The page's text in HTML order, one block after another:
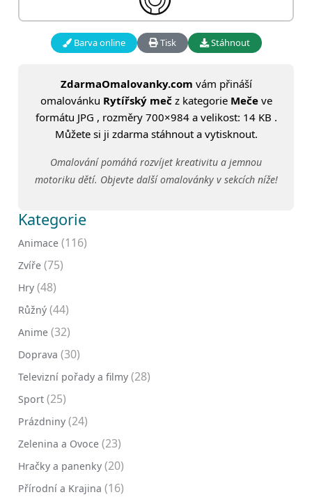
Barva online Tisk Stáhnout
ZdarmaOmalovanky.com vám přináší
omalovánku Rytířský mečz kategorie Mečeve
formátu JPG , rozměry 700×984 a velikost: 14 KB .
Můžete si ji zdarma stáhnout a vytisknout.
Omalování pomáhá rozvíjet kreativitu a jemnou
motoriku dětí. Objevte další omalovánky v sekcích níže!
Kategorie
Animace (116)
Zvíře (75)
Hry (48)
Růžný (44)
Anime (32)
Doprava (30)
Televizní pořady a filmy (28)
Sport (25)
Prázdniny (24)
Zelenina a Ovoce (23)
Hračky a panenky (20)
Přírodní a Krajina (16)